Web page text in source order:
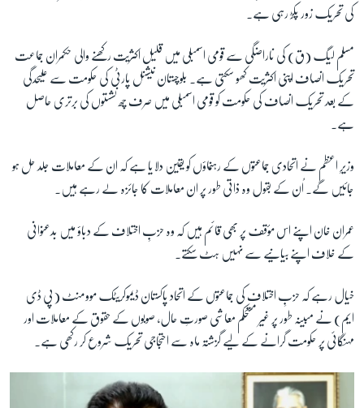
کی تحریک زور پکڑ رہی ہے۔
مسلم لیگ (ق) کی ناراضگی سے قومی اسمبلی میں قلیل اکثریت رکھنے والی حکمران جماعت
تحریک انصاف اپنی اکثریت کھو سکتی ہے۔ بلوچستان نیشنل پارٹی کی حکومت سے علیحدگی
کے بعد تحریک انصاف کی حکومت کو قومی اسمبلی میں صرف چھ نشستوں کی برتری حاصل
ہے۔
وزیرِ اعظم نے اتحادی جماعتوں کے رہنماؤں کو یقین دلایا ہے کہ ان کے معاملات جلد حل ہو
جائیں گے۔ اُن کے بقول وہ ذاتی طور پر ان معاملات کا جائزہ لے رہے ہیں۔
عمران خان اپنے اس مؤقف پر بھی قائم ہیں کہ وہ حزبِ اختلاف کے دباؤ میں بدعنوانی
کے خلاف اپنے بیانیے سے نہیں ہٹ سکتے۔
خیال رہے کہ حزبِ اختلاف کی جماعتوں کے اتحاد پاکستان ڈیموکریٹک موومنٹ (پی ڈی
ایم) نے مبینہ طور پر غیر مستحکم معاشی صورتِ حال، صوبوں کے حقوق کے معاملات اور
مہنگائی پر حکومت گرانے کے لیے گزشتہ ماہ سے احتجاجی تحریک شروع کر رکھی ہے۔